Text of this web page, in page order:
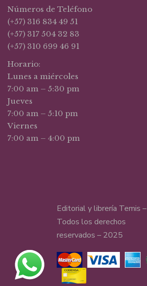
Números de Teléfono
(+57) 316 834 49 51
(+57) 317 504 32 83
(+57) 310 699 46 91
Horario:
Lunes a miércoles
7:00 am – 5:30 pm
Jueves
7:00 am – 5:10 pm
Viernes
7:00 am – 4:00 pm
Editorial y librería Temis –
Todos los derechos
reservados – 2025